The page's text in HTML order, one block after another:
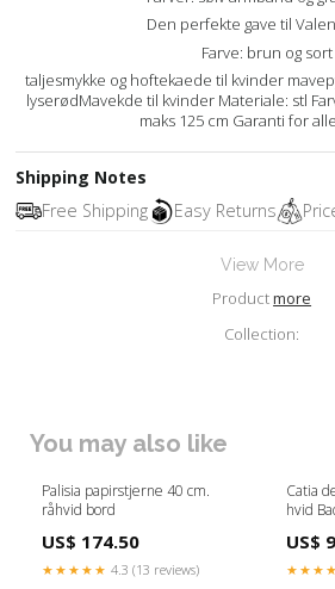
Den perfekte gave til
Farve: brun og sort
taljesmykke og hoftekaede til kvinder
lyserødMavekde til kvinder Materiale: stl
maks 125 cm Garanti for
Shipping Notes
Free Shipping
Easy Returns
View More
Productmore
Collection:
You may also like
Palisia papirstjerne 40 cm.
råhvid bord
US$ 174.50
★★★★★ 4.3 (13 reviews)
Catia
hvid
US$